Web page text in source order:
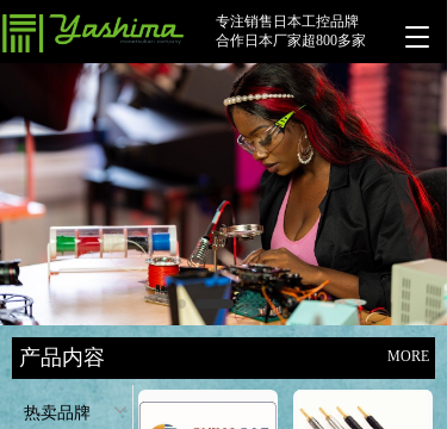
T
o
n
a
v
g
t
i
n
专注销售日本工控品牌
合作日本厂家超800多家
产品内容 MORE
热卖品牌